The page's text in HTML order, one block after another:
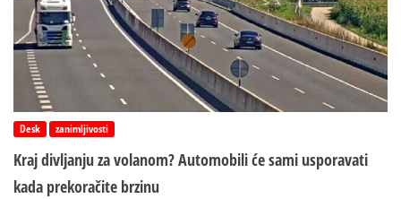
Desk zanimljivosti
Kraj divljanju za volanom? Automobili će sami usporavati
kada prekoračite brzinu